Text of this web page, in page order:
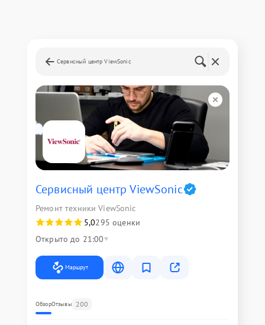
Сервисный центр ViewSonic
Сервисный центр ViewSonic
Ремонт техники ViewSonic
5,0295 оценки
Открыто до 21:00
Маршрут
ОбзорОтзывы 200